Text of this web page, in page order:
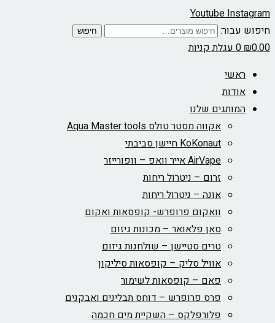
YoutubeInstagram
חיפוש עבור:
חיפוש
₪0.00
0עגלת קניות
ראשי
אודות
המותגים שלנו
אקווה מסטר טולס Aqua Master tools
KoKonaut חיישן סביבתי
AirVape אייר וואפ – וופורייזר
זרום – ניטרול ריחות
אונה – ניטרול ריחות
וואקום פרופרש- קופסאות ואקום
סאן פלאואר – מכונות גיזום
טרים סטיישן – שולחנות גיזום
אוויל סליק – קופסאות סיליקון
פאם – קופסאות לשימור
פרס פרופרש – דוחס תבלינים ואבקנים
פלורפלקס – השקיית מים חכמה